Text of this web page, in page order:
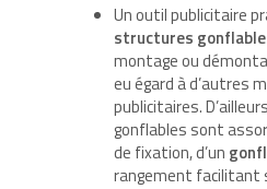
Un outil publicitaire
structures
montage ou
eu égard à d’autres
publicitaires.
gonflables sont
de fixation, d’un
rangement facilitant